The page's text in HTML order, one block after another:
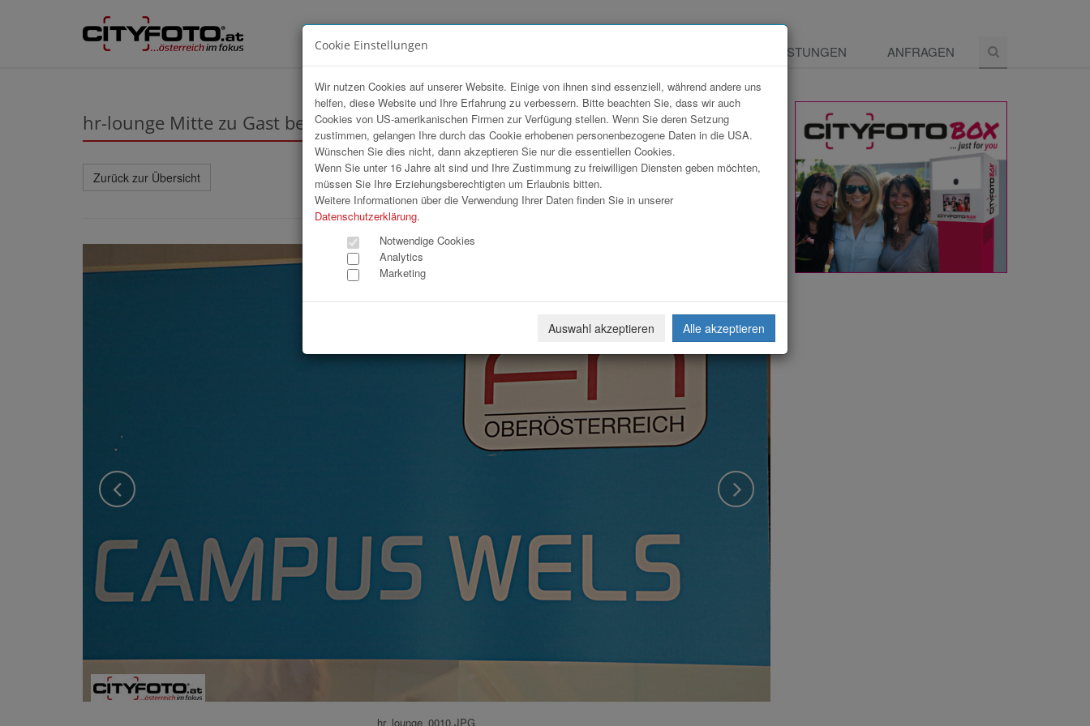
LEISTUNGEN ANFRAGEN
hr-lounge Mitte zu Gast bei FH Wels
Zurück zur Übersicht Download Weiterleiten
hr_lounge_0010.JPG
Cookie Einstellungen
Wir nutzen Cookies auf unserer Website. Einige von ihnen sind essenziell, während andere uns
helfen, diese Website und Ihre Erfahrung zu verbessern. Bitte beachten Sie, dass wir auch
Cookies von US-amerikanischen Firmen zur Verfügung stellen. Wenn Sie deren Setzung
zustimmen, gelangen Ihre durch das Cookie erhobenen personenbezogene Daten in die USA.
Wünschen Sie dies nicht, dann akzeptieren Sie nur die essentiellen Cookies.
Wenn Sie unter 16 Jahre alt sind und Ihre Zustimmung zu freiwilligen Diensten geben möchten,
müssen Sie Ihre Erziehungsberechtigten um Erlaubnis bitten.
Weitere Informationen über die Verwendung Ihrer Daten finden Sie in unserer
Datenschutzerklärung.
Notwendige Cookies
Analytics
Marketing
Auswahl akzeptieren Alle akzeptieren